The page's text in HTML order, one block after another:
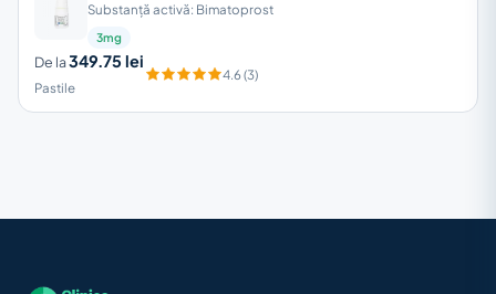
Substanță activă: Bimatoprost
3mg
De la349.75 lei
Pastile
4.6 (3)